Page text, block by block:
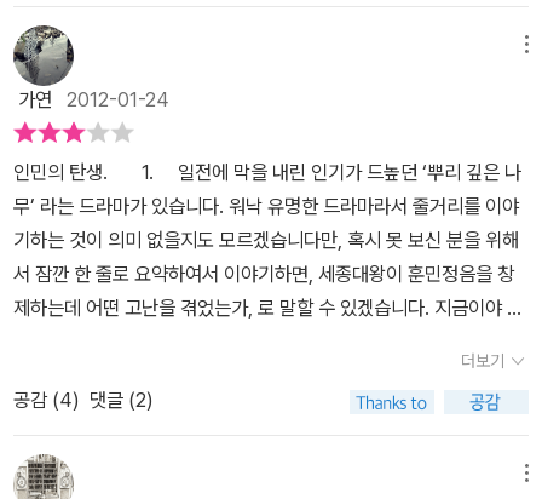
들어낸, 유교사회의 두터운 벽을 뚫고 나온 이들의 이름을 저자는 인
민이라 부른다. 유럽에서는 인민이 신과 개별적으로 접속하는 길을
열어준 루터와 칼뱅의 종교개혁을 근대의 출발로 보고 있다면, 대한
민국의 근대는 어디서 부터일까? 저자는 조선시대로 돌아간다. 조선
의 통치 이념인 성리학은 종교이자 정치이자 교육과 윤리였다. 지식
이 곧 권력이었던 초기에는 통치의 객체이자 교화의 대상 즉 갓난아
이 수준이었던 인민이 어떻게 행위하는 인민으로 거듭날 수 있었을
까? 세종이 정치적 목적으로 만든 훈민정음으로 된 언문을 익힌 문해
인민의 등장과 함께 시작해 16~17세기에 걸쳐 문해인민은 투서, 벽
로부터 중심부를 향해 서서히 이동을 하였다고 한다. 인민의 탄생은 1
8세기 말에 등장한 천주교, 민란 동학농민전쟁, 서민 문예로 진화하
는 모습을 보여준다. 생각을 문자로 표현할 수 있는 수단은 곧 의사소
통의 장으로, 하버머스가 말한 공론의 장이 형성되어진 것이다. 그리
자유주의와 세계화 경제 담론이 - 모든 사회 영역에 침투하여 - 헤게
모니를 장악했기 때문입니다. 우리는 구조에서 자유로울 수 없는 왜
소한 ‘개인적’ 존재를 경험하며 살아갑니다. 지배적인 힘을 갖는 사회
담론은 이를 위반하는 ‘개인적 선택’을 무력하게 만듭니다. 물론 객체
이면서 주체인 개인의 상대적 자율성을 간과하지는 않습니다. 단지
구조와 단절되어 형성되는 개인의 출현 가능성을 신뢰하지 않습니다.
더불어 객관적으로 정량화하여 분석하고, 확률적으로 예측할 수 있는
역사를 전제한다는 것이 얼마나 어리석은지에 대한 성찰은 근시안적
인 역사적 경험을 통해서도 얼마든지 가능합니다. 우리는 그렇게 예
측불허의 삶을 살고 있고, 그것이 또한 살아가는 의미이기도 합니다.
불안한 한국사회를 분석하기 위한 사회학자의 조선 탐구 여행 평범
한 소시민의 고민과 성찰이 이러한데, 사회학자의 고뇌와 소명은 얼
발하는 『인민의 탄생』은 사회구조와 왜소해진 개인에 대한 저의 오랜
화두를 다시 고민하게 하는 계기가 되었습니다. 이 책은 중견 사회학
가연 2012-01-24
인민의 탄생. 1. 일전에 막을 내린 인기가 드높던 ‘뿌리 깊은 나
무’ 라는 드라마가 있습니다. 워낙 유명한 드라마라서 줄거리를 이야
기하는 것이 의미 없을지도 모르겠습니다만, 혹시 못 보신 분을 위해
서 잠깐 한 줄로 요약하여서 이야기하면, 세종대왕이 훈민정음을 창
제하는데 어떤 고난을 겪었는가, 로 말할 수 있겠습니다. 지금이야 누
시대, 그러니깐 세종대왕이 갓 훈민정음을 창제했을 당시만 하더라도
상당히 천대받던 문자였지요. 훈민정음의 창제 목적이야 훈민정음의
서문에서 볼 수 있듯이 우리말과 중국의 문자가 서로 맞지 아니하여
백성들이 널리 알 수 있도록 만들었지만 사대부들의 반대와 지도부부
더보기
공감 (4) 댓글 (2)